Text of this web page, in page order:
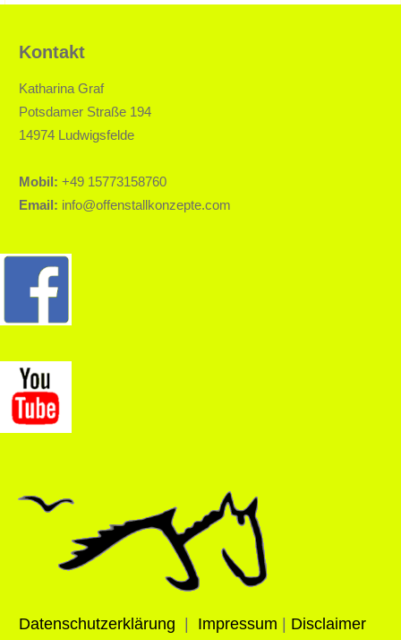
Kontakt
Katharina Graf
Potsdamer Straße 194
14974 Ludwigsfelde
Mobil: +49 15773158760
Email: info@offenstallkonzepte.com
Datenschutzerklärung | Impressum | Disclaimer